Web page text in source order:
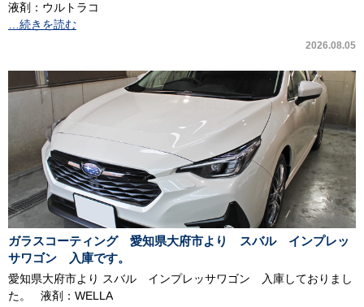
液剤：ウルトラコ
…続きを読む
2026.08.05
ガラスコーティング 愛知県大府市より スバル インプレッ
サワゴン 入庫です。
愛知県大府市より スバル インプレッサワゴン 入庫しておりまし
た。 液剤：WELLA